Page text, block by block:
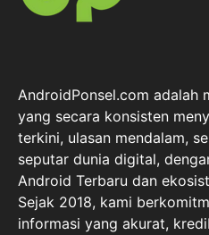
AndroidPonsel.com adalah
yang secara konsisten
terkini, ulasan mendalam,
seputar dunia digital,
Android Terbaru dan
Sejak 2018, kami
informasi yang akurat,